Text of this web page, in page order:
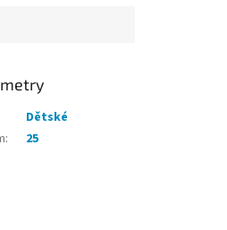
Dětské
: 25